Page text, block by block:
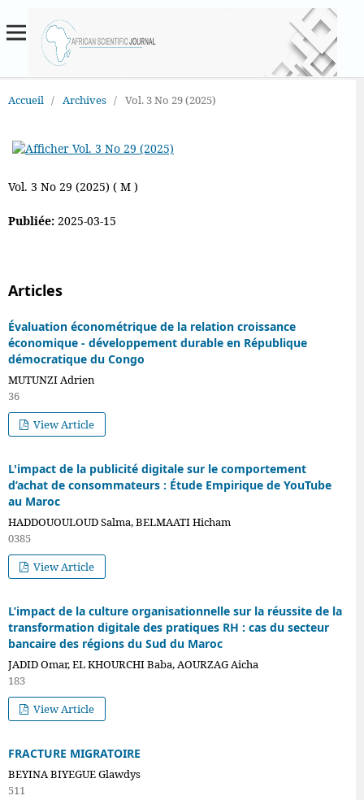
Accueil / Archives / Vol. 3 No 29 (2025)
Vol. 3 No 29 (2025) ( M )
Publiée: 2025-03-15
Articles
Évaluation économétrique de la relation croissance
économique - développement durable en République
démocratique du Congo
MUTUNZI Adrien
36
View Article
L'impact de la publicité digitale sur le comportement
d’achat de consommateurs : Étude Empirique de YouTube
au Maroc
HADDOUOULOUD Salma, BELMAATI Hicham
0385
View Article
L’impact de la culture organisationnelle sur la réussite de la
transformation digitale des pratiques RH : cas du secteur
bancaire des régions du Sud du Maroc
JADID Omar, EL KHOURCHI Baba, AOURZAG Aicha
183
View Article
FRACTURE MIGRATOIRE
BEYINA BIYEGUE Glawdys
511